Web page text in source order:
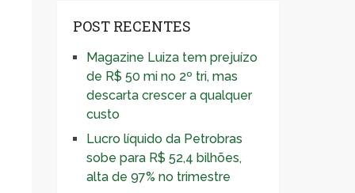
POST RECENTES
Magazine Luiza tem prejuízo
de R$ 50 mi no 2º tri, mas
descarta crescer a qualquer
custo
Lucro líquido da Petrobras
sobe para R$ 52,4 bilhões,
alta de 97% no trimestre